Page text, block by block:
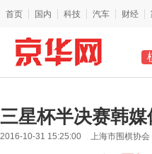
首页 国内 科技 汽车 财经
三星杯半决赛韩
2016-10-31 15:25:00 上海市围棋协会